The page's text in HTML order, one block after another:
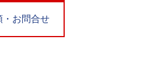
・お問合せ